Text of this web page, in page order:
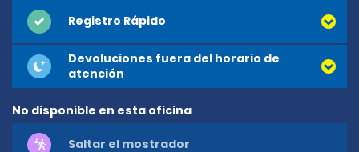
Registro Rápido
Devoluciones fuera del horario de
atención
No disponible en esta oficina
Saltar el mostrador